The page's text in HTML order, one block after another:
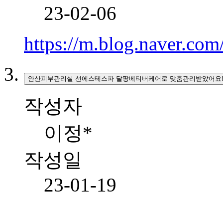
23-02-06
https://
안산피부관리실 선에스테스파 달팡베티버케어로 맞춤관리받았어요!
작성자
이정*
작성일
23-01-19